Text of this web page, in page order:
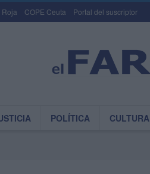
Roja COPE Ceuta Portal del suscriptor
POLÍTICA CULTURA